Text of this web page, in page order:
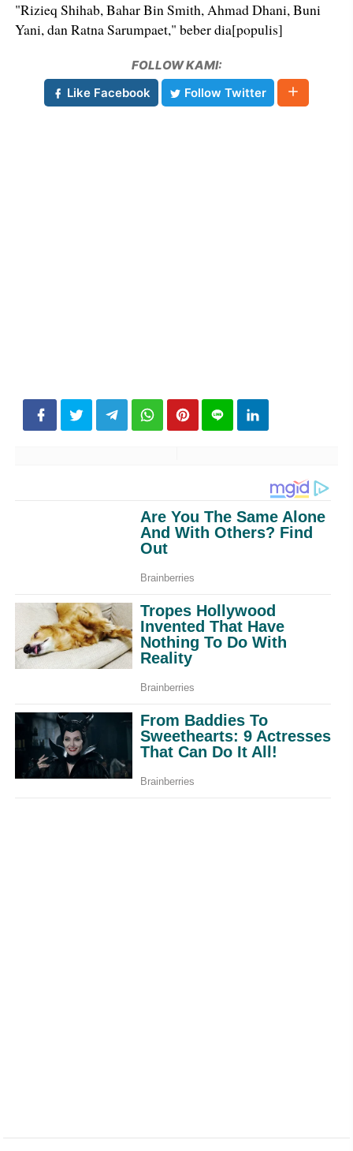
"Rizieq Shihab, Bahar Bin Smith, Ahmad Dhani, Buni
Yani, dan Ratna Sarumpaet," beber dia[populis]
FOLLOW KAMI:
Like Facebook
Follow Twitter